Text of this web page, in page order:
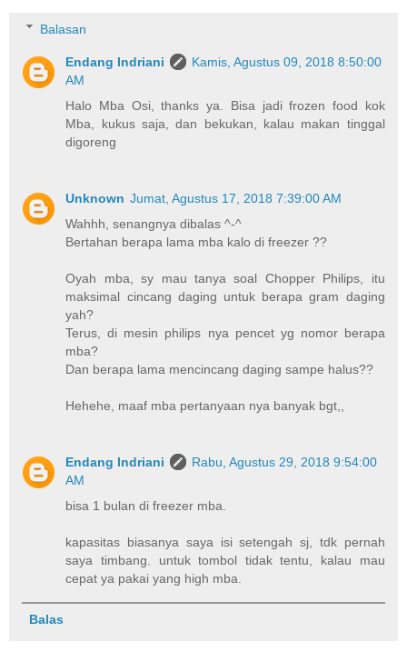
Balasan
Endang Indriani
Kamis, Agustus 09, 2018 8:50:00
AM
Halo Mba Osi, thanks ya. Bisa jadi frozen food kok
Mba, kukus saja, dan bekukan, kalau makan tinggal
digoreng
Unknown Jumat, Agustus 17, 2018 7:39:00 AM
Wahhh, senangnya dibalas ^-^
Bertahan berapa lama mba kalo di freezer ??
Oyah mba, sy mau tanya soal Chopper Philips, itu
maksimal cincang daging untuk berapa gram daging
yah?
Terus, di mesin philips nya pencet yg nomor berapa
mba?
Dan berapa lama mencincang daging sampe halus??
Hehehe, maaf mba pertanyaan nya banyak bgt,,
Endang Indriani
Rabu, Agustus 29, 2018 9:54:00
AM
bisa 1 bulan di freezer mba.
kapasitas biasanya saya isi setengah sj, tdk pernah
saya timbang. untuk tombol tidak tentu, kalau mau
cepat ya pakai yang high mba.
Balas